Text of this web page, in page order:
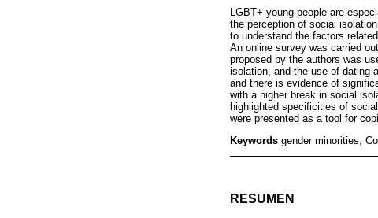
LGBT+ young people are
the perception of social
to understand the factors
An online survey was carried
proposed by the authors was
isolation, and the use of dating
and there is evidence of
with a higher break in social
highlighted specificities of
were presented as a tool for
Keywords gender minorities;
RESUMEN